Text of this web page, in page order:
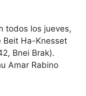
todos los jueves,
Beit Ha-Knesset
Bnei Brak).
Amar Rabino